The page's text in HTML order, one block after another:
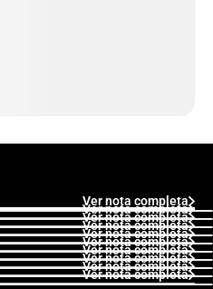
Ver nota completa
Ver nota completa
Ver nota completa
Ver nota completa
Ver nota completa
Ver nota completa
Ver nota completa
Ver nota completa
Ver nota completa
Ver nota completa